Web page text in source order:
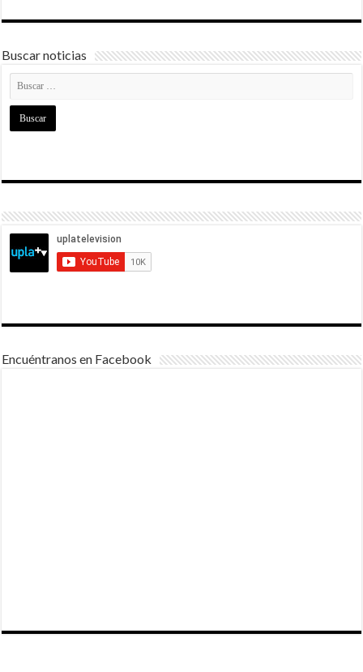
Buscar noticias
Encuéntranos en Facebook